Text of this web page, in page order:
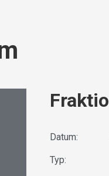
Datum:
Typ: